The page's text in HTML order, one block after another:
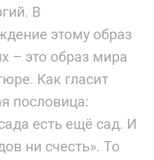
В
этому образ
– это образ мира
Как гласит
пословица:
есть ещё сад. И
ни счесть». То